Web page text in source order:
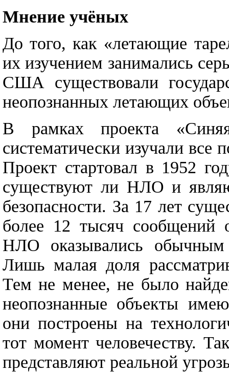
Мнение учёных
До того, как «летающие
их изучением занимались
США существовали
неопознанных летающих
В рамках проекта
систематически изучали
Проект стартовал в 1952
существуют ли НЛО и
безопасности. За 17 лет
более 12 тысяч сообщений
НЛО оказывались обычным
Лишь малая доля
Тем не менее, не было
неопознанные объекты
они построены на
тот момент человечеству.
представляют реальной